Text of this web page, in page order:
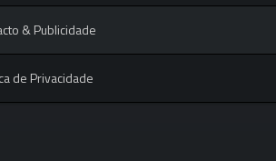
& Publicidade
de Privacidade